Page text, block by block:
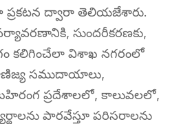
ప్రకటన ద్వారా తెలియజేశారు.
సుందరీకరణకు,
కలిగించేలా విశాఖ నగరంలో
సముదాయాలు,
బహిరంగ ప్రదేశాలలో, కాలువలలో,
పారవేస్తూ పరిసరాలను